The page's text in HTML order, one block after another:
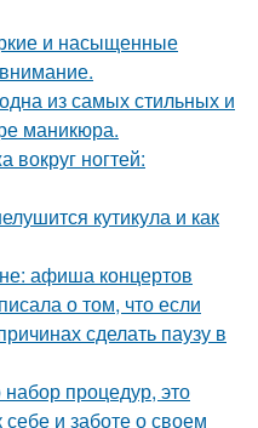
и насыщенные
из самых стильных и
маникюра.
вокруг ногтей:
кутикула и как
афиша концертов
о том, что если
сделать паузу в
процедур, это
и заботе о своем